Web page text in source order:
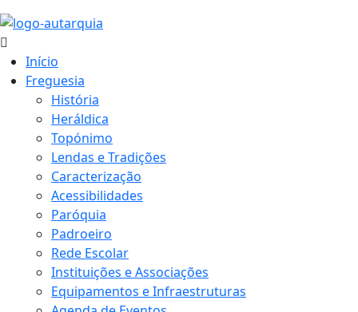
Início
Freguesia
História
Heráldica
Topónimo
Lendas e Tradições
Caracterização
Acessibilidades
Paróquia
Padroeiro
Rede Escolar
Instituições e Associações
Equipamentos e Infraestruturas